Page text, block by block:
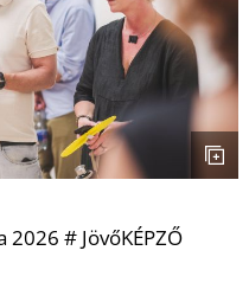
# JövőKÉPZŐ